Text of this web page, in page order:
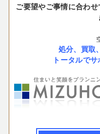
ご要望やご事情に合わせ
処分、買取
トータルでサ